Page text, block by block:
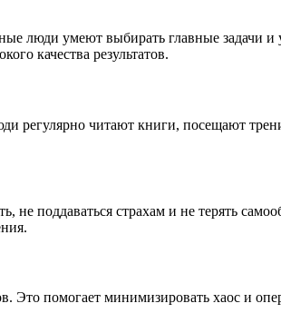
люди умеют выбирать главные задачи и
качества результатов.
регулярно читают книги, посещают
поддаваться страхам и не терять
помогает минимизировать хаос и